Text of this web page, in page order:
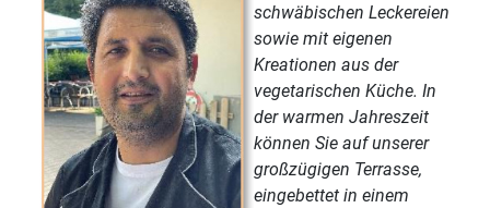
schwäbischen Leckereien
sowie mit eigenen
Kreationen aus der
vegetarischen Küche. In
der warmen Jahreszeit
können Sie auf unserer
großzügigen Terrasse,
eingebettet in einem